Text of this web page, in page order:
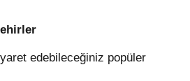
edebileceğiniz popüler